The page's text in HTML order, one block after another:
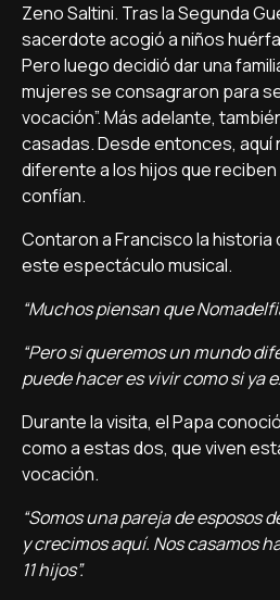
Zeno Saltini. Tras la Segunda
sacerdote acogió a niños
Pero luego decidió dar una
mujeres se consagraron para
vocación”. Más adelante,
casadas. Desde entonces, aquí
diferente a los hijos que reciben
confían.
Contaron a Francisco la historia
este espectáculo musical.
“Muchos piensan que
“Pero si queremos un mundo
puede hacer es vivir como si ya
Durante la visita, el Papa
como a estas dos, que viven
vocación.
“Somos una pareja de esposos
y crecimos aquí. Nos casamos
11 hijos”.